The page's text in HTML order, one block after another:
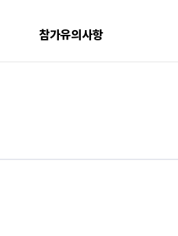
참가유의사항